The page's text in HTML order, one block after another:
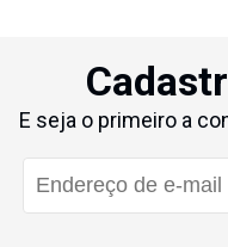
E seja o primeiro a